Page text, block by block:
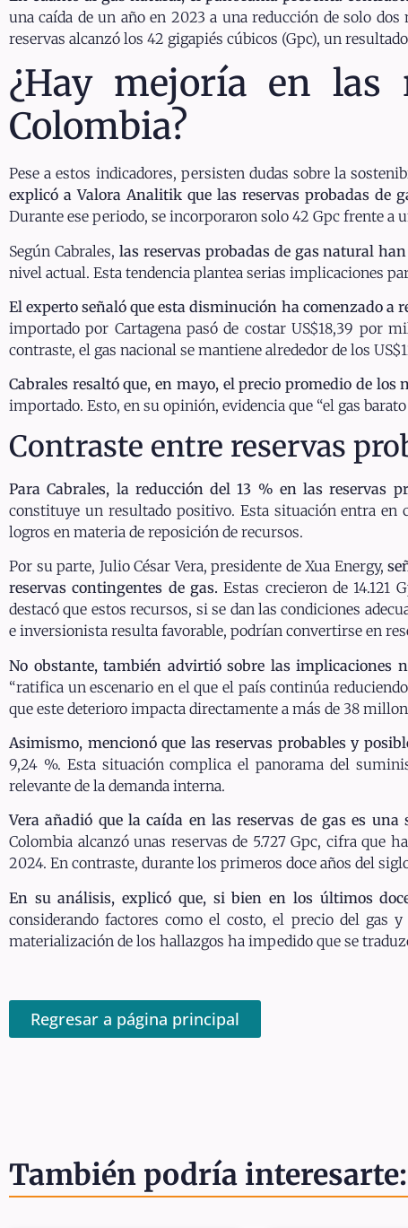
una caída de un año en 2023 a una reducción de solo
reservas alcanzó los 42 gigapiés cúbicos (Gpc), un
¿Hay mejoría en las
Colombia?
Pese a estos indicadores, persisten dudas sobre la
explicó a Valora Analitik que las reservas probadas de
Durante ese periodo, se incorporaron solo 42 Gpc frente a
Según Cabrales, las reservas probadas de gas natural
nivel actual. Esta tendencia plantea serias implicaciones
El experto señaló que esta disminución ha comenzado a
importado por Cartagena pasó de costar US$18,39 por
contraste, el gas nacional se mantiene alrededor de los
Cabrales resaltó que, en mayo, el precio promedio de los
importado. Esto, en su opinión, evidencia que “el gas
Contraste entre reservas
Para Cabrales, la reducción del 13 % en las reservas
constituye un resultado positivo. Esta situación entra en
logros en materia de reposición de recursos.
Por su parte, Julio César Vera, presidente de Xua Energy,
reservas contingentes de gas. Estas crecieron de 14.121
destacó que estos recursos, si se dan las condiciones
e inversionista resulta favorable, podrían convertirse en
No obstante, también advirtió sobre las implicaciones
“ratifica un escenario en el que el país continúa
que este deterioro impacta directamente a más de 38
Asimismo, mencionó que las reservas probables y
9,24 %. Esta situación complica el panorama del
relevante de la demanda interna.
Vera añadió que la caída en las reservas de gas es
Colombia alcanzó unas reservas de 5.727 Gpc, cifra que
2024. En contraste, durante los primeros doce años del
En su análisis, explicó que, si bien en los últimos
considerando factores como el costo, el precio del gas
materialización de los hallazgos ha impedido que se
Regresar a página principal
También podría interesarte: